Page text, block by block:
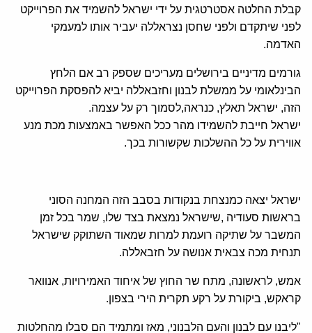
קבלת החלטה אסטרטגית על ידי ישראל להשמיד את הפרוייקט
לפני שיתקדם ולפני שחסן נצראללה יעביר אותו למעמקי
האדמה.
גורמים מדיניים בירושלים מעריכים שספק רב אם הלחץ
הבינלאומי על ממשלת לבנון וחזבאללה יביא להפסקת הפרוייקט
הזה, ישראל תאלץ, כנראה,לסמוך רק על עצמה.
ישראל חייבת להשמידו מהר ככל האפשר באמצעות מכת מנע
אווירית על כל ההשלכות שקשורות בכך.
ישראל יצאה כמנצחת בנקודות בסבב הזה המחנה הסוני
בראשות סעודיה ,שישראל נמצאת בצד שלו, שמר בכל זמן
המשבר על שתיקה רועמת למרות שמאוד השתוקק שישראל
תנחית מכה צבאית אנושה על חזבאללה.
אמש, לראשונה, מתח שר החוץ של איחוד האמירויות, אנוואר
קראקש, ביקורת על רקע תקרית הירי בצפון.
"ליבנו עם לבנון והעם הלבנוני, מאז ומתמיד הם סבלו מהחלטות